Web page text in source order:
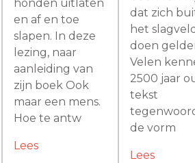
honden uitlaten
en af en toe
slapen. In deze
lezing, naar
aanleiding van
zijn boek Ook
maar een mens.
Hoe te antw
Lees
dat zich
het
doen
Velen
2500 jaar
tekst
de vorm
Lees